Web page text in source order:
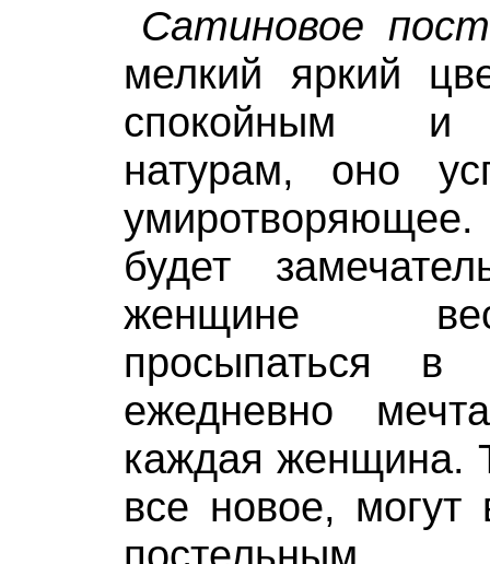
Сатиновое
мелкий яркий
спокойным и
натурам, оно
умиротворяющее.
будет
женщине
просыпаться в
ежедневно
каждая женщина.
все новое, могут